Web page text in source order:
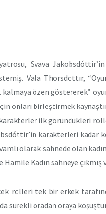
Svava
Vala Thorsdottır,
kalmaya özen göstererek”
onları birleştirmek
karakterler ilk göründükleri
karakterleri kadar
olarak sahnede olan
Hamile Kadın sahneye
rolleri tek bir erkek
sürekli oradan oraya